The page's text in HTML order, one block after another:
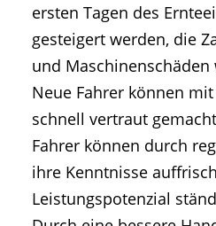
ersten Tagen des
gesteigert werden, die
und
Neue Fahrer können
schnell vertraut
Fahrer können durch
ihre Kenntnisse
Leistungspotenzial